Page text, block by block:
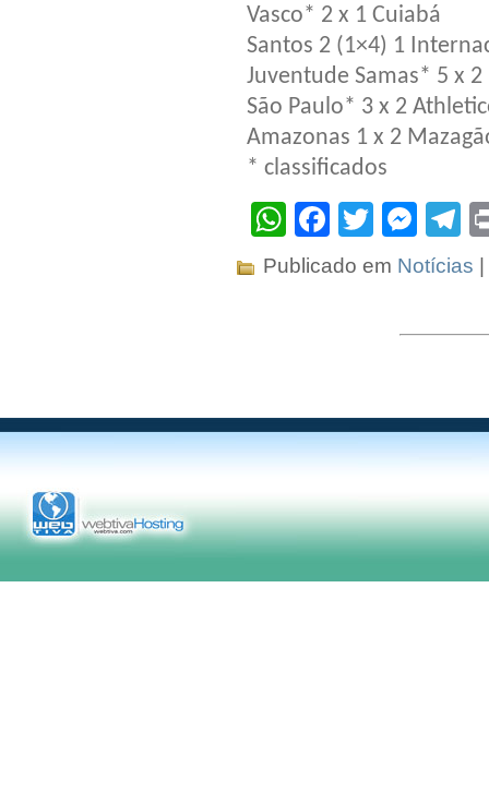
Vasco* 2 x 1 Cuiabá
Santos 2 (1×4) 1
Juventude Samas* 5 x
São Paulo* 3 x 2
Amazonas 1 x 2
* classificados
WhatsApp
Facebook
Twitter
Publicado em Notícias